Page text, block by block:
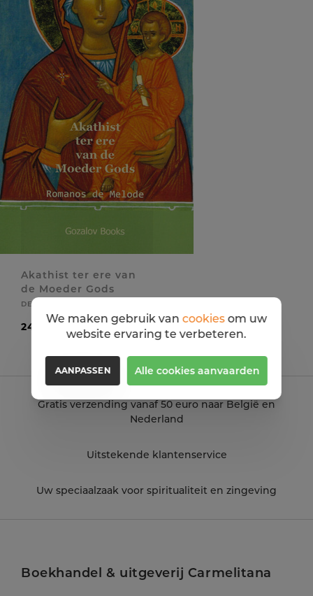
Akathist ter ere van
de Moeder Gods
DE MELODE ROMANOS
24,95 EUR
Gratis verzending vanaf 50 euro naar België en
Nederland
Uitstekende klantenservice
Uw speciaalzaak voor spiritualiteit en zingeving
Boekhandel & uitgeverij Carmelitana
We maken gebruik van cookiesom uw
website ervaring te verbeteren.
AANPASSEN Alle cookies aanvaarden